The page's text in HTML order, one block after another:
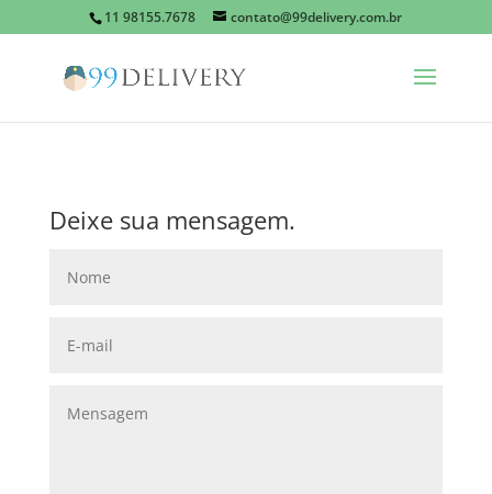
11 98155.7678 contato@99delivery.com.br
Deixe sua mensagem.